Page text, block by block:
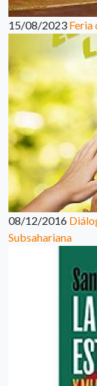
15/08/2023 Feria
08/12/2016
Subsahariana